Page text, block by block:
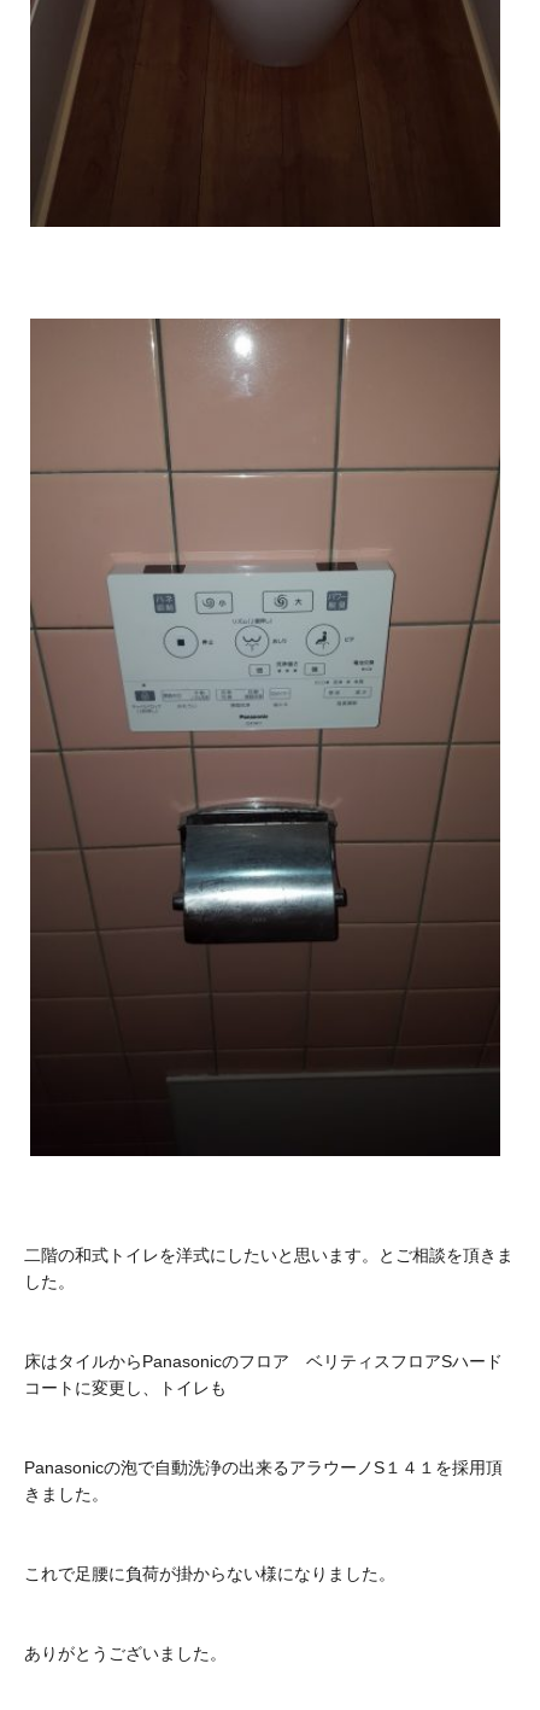
二階の和式トイレを洋式にしたいと思います。とご相談を頂きま
した。
床はタイルからPanasonicのフロア ベリティスフロアSハード
コートに変更し、トイレも
Panasonicの泡で自動洗浄の出来るアラウーノS１４１を採用頂
きました。
これで足腰に負荷が掛からない様になりました。
ありがとうございました。